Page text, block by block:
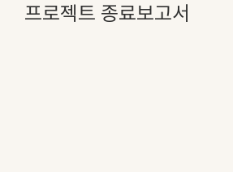
프로젝트 종료보고서